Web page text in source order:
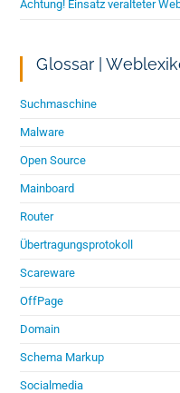
Achtung! Einsatz veralteter
Glossar |
Suchmaschine
Malware
Open Source
Mainboard
Router
Übertragungsprotokoll
Scareware
OffPage
Domain
Schema Markup
Socialmedia